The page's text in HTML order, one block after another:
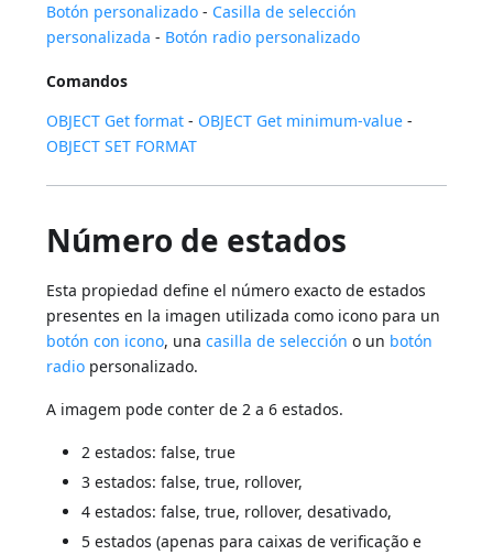
Botón personalizado - Casilla de selección
personalizada - Botón radio personalizado
Comandos
OBJECT Get format - OBJECT Get minimum-value -
OBJECT SET FORMAT
Número de estados
Esta propiedad define el número exacto de estados
presentes en la imagen utilizada como icono para un
botón con icono, unacasilla de selección o un botón
radio personalizado.
A imagem pode conter de 2 a 6 estados.
2 estados: false, true
3 estados: false, true, rollover,
4 estados: false, true, rollover, desativado,
5 estados (apenas para caixas de verificação e